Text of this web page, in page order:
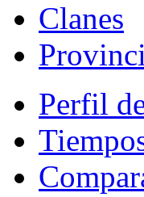
Clanes
Perfil